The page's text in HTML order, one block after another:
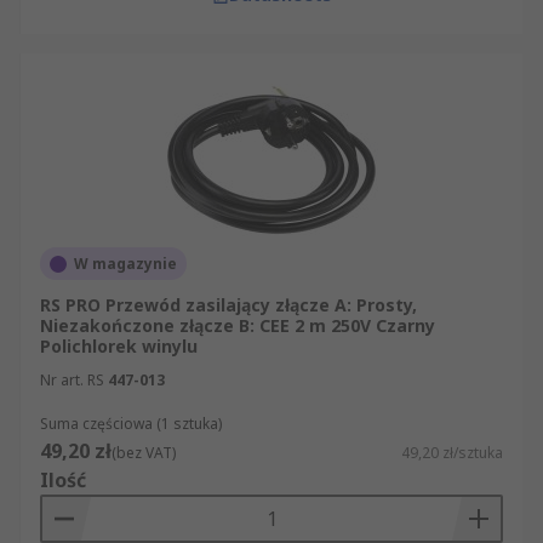
W magazynie
RS PRO Przewód zasilający złącze A: Prosty,
Niezakończone złącze B: CEE 2 m 250V Czarny
Polichlorek winylu
Nr art. RS 447-013
Suma częściowa (1 sztuka)
49,20 zł(bez VAT) 49,20 zł/sztuka
Ilość